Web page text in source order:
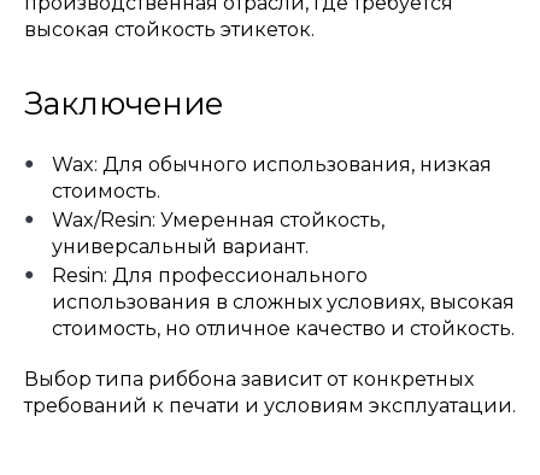
высокая стойкость этикеток.
Заключение
Wax: Для обычного использования, низкая
стоимость.
Wax/Resin: Умеренная стойкость,
универсальный вариант.
Resin: Для профессионального
использования в сложных условиях, высокая
стоимость, но отличное качество и стойкость.
Выбор типа риббона зависит от конкретных
требований к печати и условиям эксплуатации.